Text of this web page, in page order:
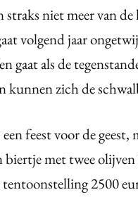
niet meer van
volgend jaar
gaat als de
kunnen zich de
feest voor de
met twee
2500